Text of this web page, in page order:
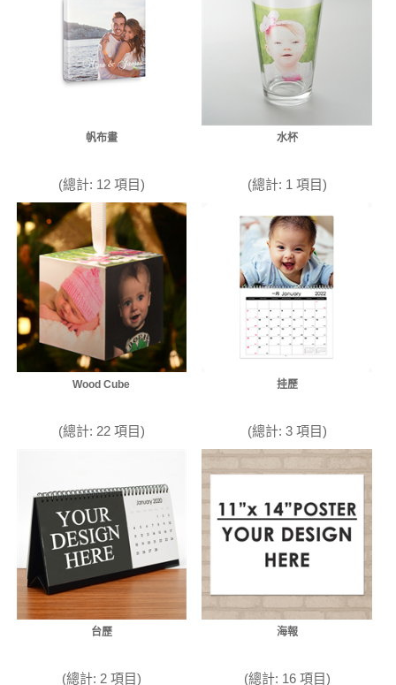
帆布畫
(總計: 12 項目)
水杯
(總計: 1 項目)
Wood Cube
(總計: 22 項目)
挂歷
(總計: 3 項目)
台歷
(總計: 2 項目)
海報
(總計: 16 項目)